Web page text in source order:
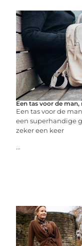
Een tas voor de
Een tas voor de
een superhandige
zeker een keer
...